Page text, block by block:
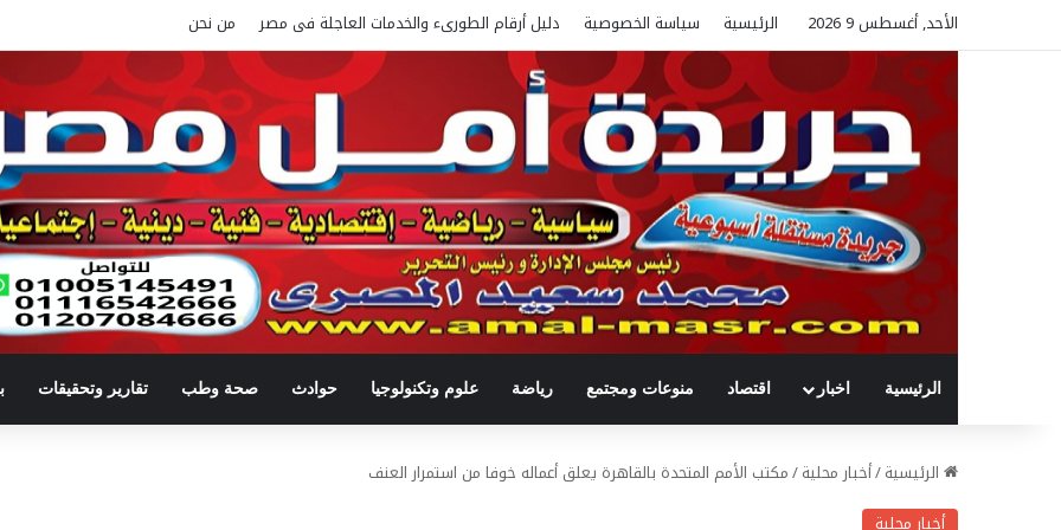
الأحد, أغسطس 9 2026 الرئيسية سياسة الخصوصية دليل أرقام الطورىء والخدمات العاجلة فى مصر من نحن
الرئيسية اخبار اقتصاد منوعات ومجتمع رياضة علوم وتكنولوجيا حوادث صحة وطب تقارير وتحقيقات
الرئيسية/أخبار محلية/مكتب الأمم المتحدة بالقاهرة يعلق أعماله خوفا من استمرار العنف
أخبار محلية